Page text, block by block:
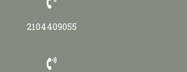
2104409055